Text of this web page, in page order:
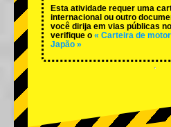
Esta atividade requer uma
internacional ou outro
você dirija em vias públicas
verifique o « Carteira de
Japão »